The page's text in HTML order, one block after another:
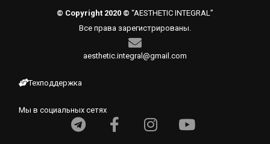
© Copyright 2020 © “AESTHETIC INTEGRAL”
Все права зарегистрированы.
aesthetic.integral@gmail.com
Техподдержка
Мы в социальных сетях